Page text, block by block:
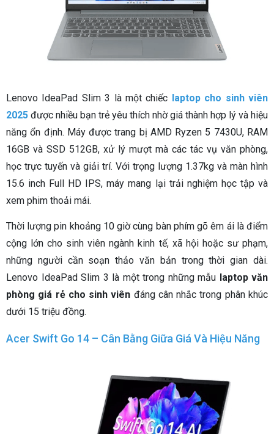
Lenovo IdeaPad Slim 3 là một chiếc
laptop cho sinh viên
2025 được nhiều bạn trẻ yêu thích nhờ giá thành hợp lý và hiệu
năng ổn định. Máy được trang bị AMD Ryzen 5 7430U, RAM
16GB và SSD 512GB, xử lý mượt mà các tác vụ văn phòng,
học trực tuyến và giải trí. Với trọng lượng 1.37kg và màn hình
15.6 inch Full HD IPS, máy mang lại trải nghiệm học tập và
xem phim thoải mái.
Thời lượng pin khoảng 10 giờ cùng bàn phím gõ êm ái là điểm
cộng lớn cho sinh viên ngành kinh tế, xã hội hoặc sư phạm,
những người cần soạn thảo văn bản trong thời gian dài.
Lenovo IdeaPad Slim 3 là một trong những mẫu laptop văn
phòng giá rẻ cho sinh viên đáng cân nhắc trong phân khúc
dưới 15 triệu đồng.
Acer Swift Go 14 – Cân Bằng Giữa Giá Và Hiệu Năng